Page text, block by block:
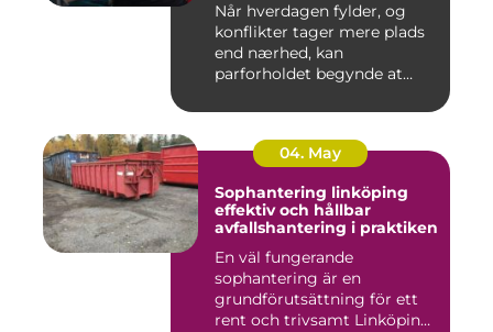
Når hverdagen fylder, og
konflikter tager mere plads
end nærhed, kan
parforholdet begynde at
04. May
Sophantering linköping
effektiv och hållbar
avfallshantering i praktiken
En väl fungerande
sophantering är en
grundförutsättning för ett
rent och trivsamt Linköping.